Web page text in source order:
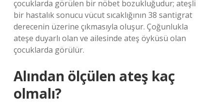
çocuklarda görülen bir nöbet bozukluğudur; ateşli
bir hastalık sonucu vücut sıcaklığının 38 santigrat
derecenin üzerine çıkmasıyla oluşur. Çoğunlukla
ateşe duyarlı olan ve ailesinde ateş öyküsü olan
çocuklarda görülür.
Alından ölçülen ateş kaç
olmalı?